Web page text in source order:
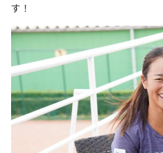
す！